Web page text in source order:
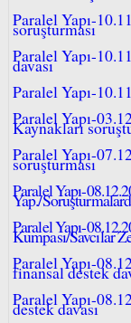
Paralel Yapı-
soruşturması
Paralel Yapı-
davası
Paralel Yapı-
Paralel Yapı-
Kaynakları
Paralel Yapı-
soruşturması
Paralel Yapı-
Yap./
Paralel Yapı-
Kumpası/Savcılar
Paralel Yapı-
finansal destek
Paralel Yapı-
destek davası